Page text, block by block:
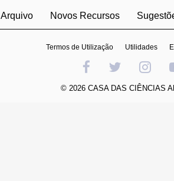
Arquivo Novos Recursos
Termos de Utilização Utilidades
© 2026 CASA DAS CIÊNCIAS